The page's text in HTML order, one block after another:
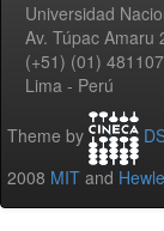
Universidad
Av. Túpac Amaru
(+51) (01)
Lima - Perú
Theme by
2008 MIT and